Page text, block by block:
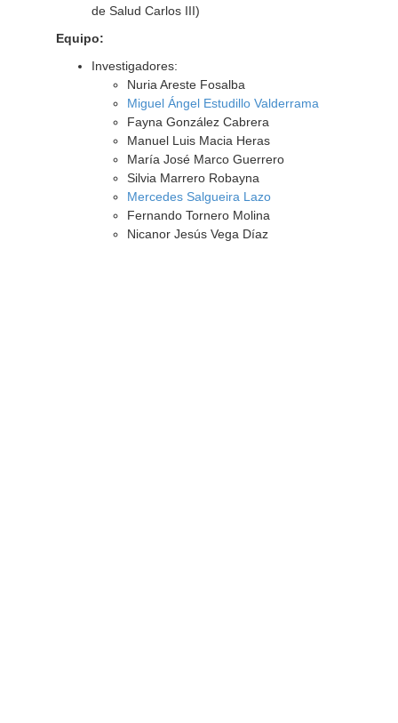
de Salud Carlos III)
Equipo:
Investigadores:
Nuria Areste Fosalba
Miguel Ángel Estudillo Valderrama
Fayna González Cabrera
Manuel Luis Macia Heras
María José Marco Guerrero
Silvia Marrero Robayna
Mercedes Salgueira Lazo
Fernando Tornero Molina
Nicanor Jesús Vega Díaz